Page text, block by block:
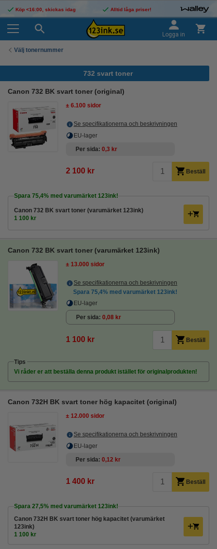
Köp <16:00, skickas idag Alltid låga priser!
Logga in
Välj tonernummer
732 svart toner
Canon 732 BK svart toner (original)
± 6.100 sidor
Se specifikationerna och beskrivningen
EU-lager
Per sida 0,3 kr
2 100 kr Beställ
Spara 75,4% med varumärket 123ink!
Canon 732 BK svart toner (varumärket 123ink)
1 100 kr
Canon 732 BK svart toner (varumärket 123ink)
± 13.000 sidor
Se specifikationerna och beskrivningen
Spara 75,4% med varumärket 123ink!
EU-lager
Per sida 0,08 kr
1 100 kr Beställ
Tips
Vi råder er att beställa denna produkt istället för originalprodukten!
Canon 732H BK svart toner hög kapacitet (original)
± 12.000 sidor
Se specifikationerna och beskrivningen
EU-lager
Per sida 0,12 kr
1 400 kr Beställ
Spara 27,5% med varumärket 123ink!
Canon 732H BK svart toner hög kapacitet (varumärket
123ink)
1 100 kr